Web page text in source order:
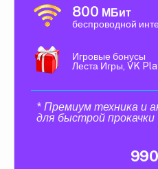
800 МБит
беспроводной
Игровые бонусы
Леста Игры, VK
* Премиум техника и
для быстрой прокачки
990